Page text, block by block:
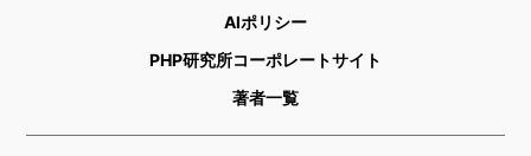
AIポリシー
PHP研究所コーポレートサイト
著者一覧